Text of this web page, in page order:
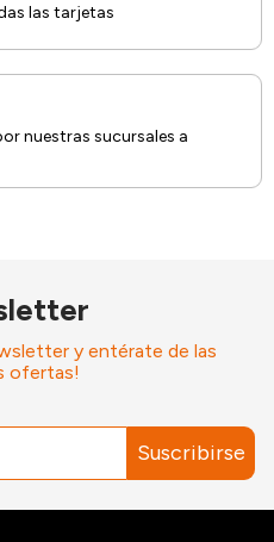
las tarjetas
nuestras sucursales a
y entérate de las
ofertas!
Suscribirse